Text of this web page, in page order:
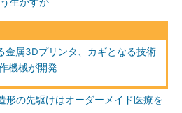
金属3Dプリンタ、カギとなる技術
機械が開発
形の先駆けはオーダーメイド医療を